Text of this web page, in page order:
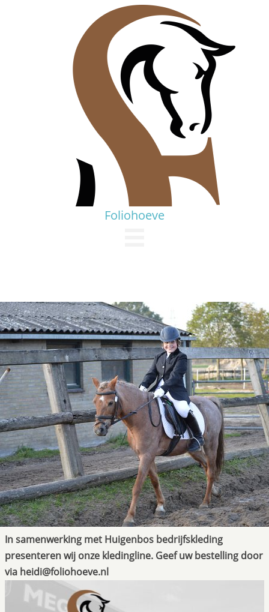
In samenwerking met Huigenbos bedrijfskleding
presenteren wij onze kledingline. Geef uw bestelling door
via heidi@foliohoeve.nl
Foliohoeve